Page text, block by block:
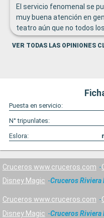
El servicio fenomenal se
muy buena atención en
teatro aún que no todos
VER TODAS LAS OPINIONES
Puesta en servicio:
N° tripunlates:
Eslora:
Cruceros www.cruceros.com
Disney Magic
Cruceros Riviera
Cruceros www.cruceros.com
Disney Magic
Cruceros Riviera